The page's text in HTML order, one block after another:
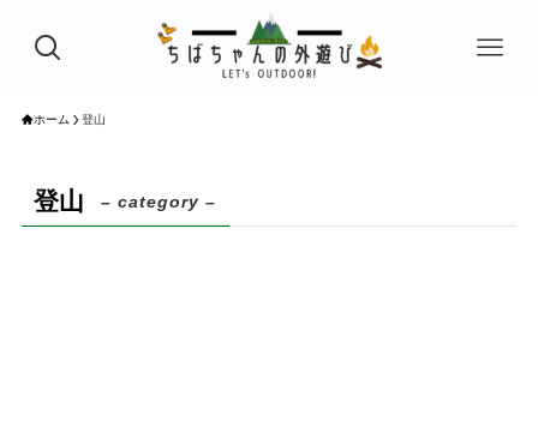
ホーム 登山
登山 – category –